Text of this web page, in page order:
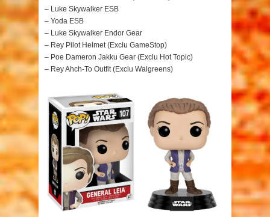
– Luke Skywalker ESB
– Yoda ESB
– Luke Skywalker Endor Gear
– Rey Pilot Helmet (Exclu GameStop)
– Poe Dameron Jakku Gear (Exclu Hot Topic)
– Rey Ahch-To Outfit (Exclu Walgreens)